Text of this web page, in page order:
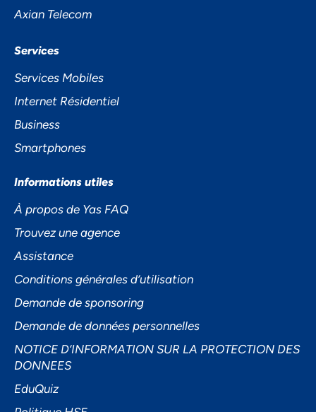
Axian Telecom
Services
Services Mobiles
Internet Résidentiel
Business
Smartphones
Informations utiles
À propos de Yas FAQ
Trouvez une agence
Assistance
Conditions générales d’utilisation
Demande de sponsoring
Demande de données personnelles
NOTICE D’INFORMATION SUR LA PROTECTION DES
DONNEES
EduQuiz